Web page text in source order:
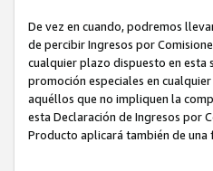
De vez en cuando, podremos
de percibir Ingresos por
cualquier plazo dispuesto en esta
promoción especiales en
aquéllos que no impliquen la
esta Declaración de Ingresos por
Producto aplicará también de